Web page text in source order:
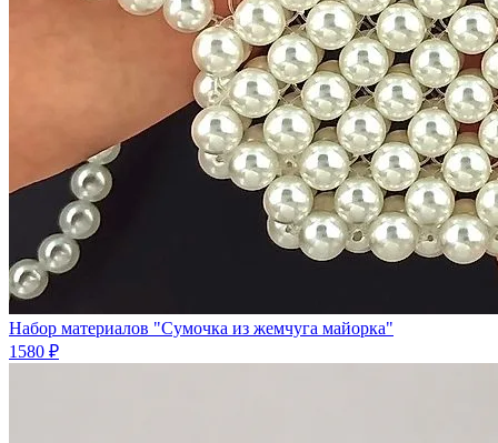
Набор материалов "Сумочка из жемчуга майорка"
1580 ₽